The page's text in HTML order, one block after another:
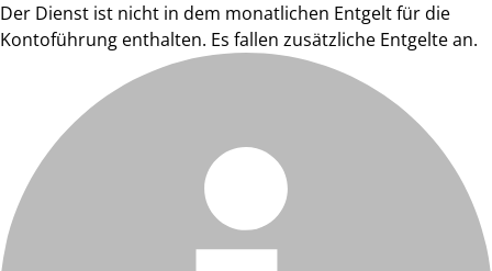
Der Dienst ist nicht in dem monatlichen Entgelt für die
Kontoführung enthalten. Es fallen zusätzliche Entgelte an.